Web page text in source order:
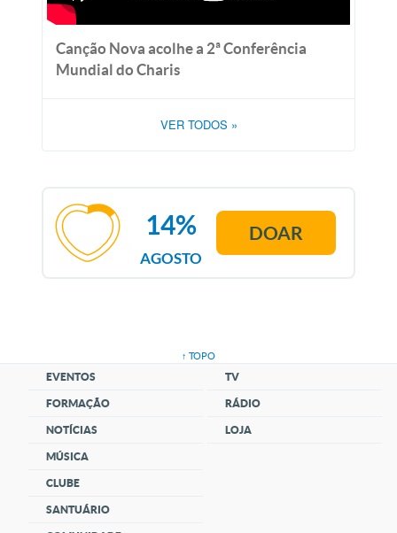
Canção Nova acolhe a 2ª Conferência
Mundial do Charis
VER TODOS »
AGOSTO
14% DOAR
↑ TOPO
EVENTOS
FORMAÇÃO
NOTÍCIAS
MÚSICA
CLUBE
SANTUÁRIO
TV
RÁDIO
LOJA